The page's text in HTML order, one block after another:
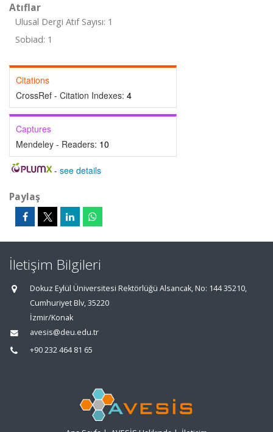
Atıflar
Ulusal Dergi Atıf Sayısı: 1
Sobiad: 1
Citations
CrossRef - Citation Indexes: 4
Captures
Mendeley - Readers: 10
- see details
Paylaş
İletişim Bilgileri
Dokuz Eylül Üniversitesi Rektörlüğü Alsancak, No: 144 35210,
Cumhuriyet Blv, 35220
İzmir/Konak
avesis@deu.edu.tr
+90 232 464 81 65